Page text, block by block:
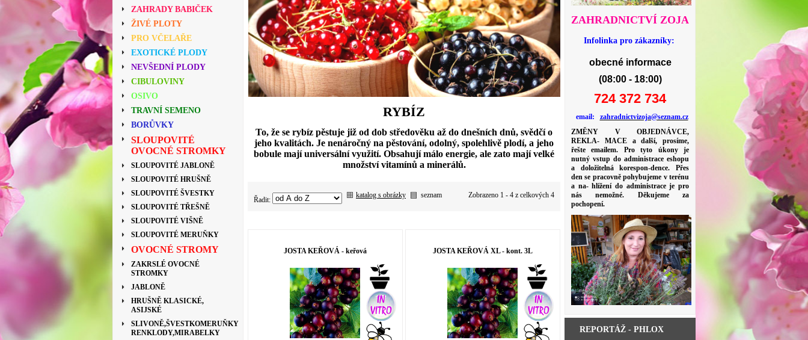
ZAHRADY BABIČEK
ŽIVÉ PLOTY
PRO VČELAŘE
EXOTICKÉ PLODY
NEVŠEDNÍ PLODY
CIBULOVINY
OSIVO
TRAVNÍ SEMENO
BORŮVKY
SLOUPOVITÉ
OVOCNÉ STROMKY
SLOUPOVITÉ JABLONĚ
SLOUPOVITÉ HRUŠNĚ
SLOUPOVITÉ ŠVESTKY
SLOUPOVITÉ TŘEŠNĚ
SLOUPOVITÉ VIŠNĚ
SLOUPOVITÉ MERUŇKY
OVOCNÉ STROMY
ZAKRSLÉ OVOCNÉ
STROMKY
JABLONĚ
HRUŠNĚ KLASICKÉ,
ASIJSKÉ
SLIVONĚ,ŠVESTKOMERUŇKY
RENKLODY,MIRABELKY
RYBÍZ
To, že se rybíz pěstuje již od dob středověku až do dnešních dnů, svědčí o
jeho kvalitách. Je nenáročný na pěstování, odolný, spolehlivě plodí, a jeho
bobule mají universální využití. Obsahují málo energie, ale zato mají velké
množství vitamínů a minerálů.
Řadit:
katalog s obrázky seznam Zobrazeno 1 - 4 z celkových 4
JOSTA KEŘOVÁ - keřová JOSTA KEŘOVÁ XL - kont. 3L
ZAHRADNICTVÍ ZOJA
Infolinka pro zákazníky:
obecné informace
(08:00 - 18:00)
724 372 734
email: zahradnictvizoja@seznam.cz
ZMĚNY V OBJEDNÁVCE,
REKLA- MACE a další, prosíme,
řešte emailem. Pro tyto úkony je
nutný vstup do administrace eshopu
a doložitelná korespon-dence. Přes
den se pracovně pohybujeme v terénu
a na- hlížení do administrace je pro
nás nemožné. Děkujeme za
pochopení.
REPORTÁŽ - PHLOX